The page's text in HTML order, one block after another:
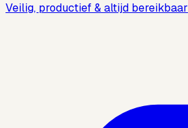
Veilig, productief & altijd bereikbaar